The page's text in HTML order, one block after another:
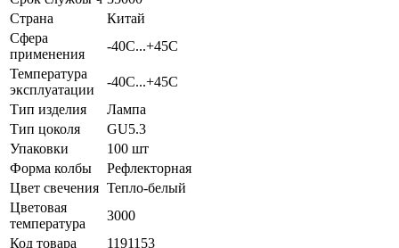
Страна
Китай
Сфера
применения
-40C...+45C
Температура
эксплуатации
-40C...+45C
Тип изделия
Лампа
Тип цоколя
GU5.3
Упаковки
100 шт
Форма колбы
Рефлекторная
Цвет свечения Тепло-белый
Цветовая
температура
3000
Код товара
1191153